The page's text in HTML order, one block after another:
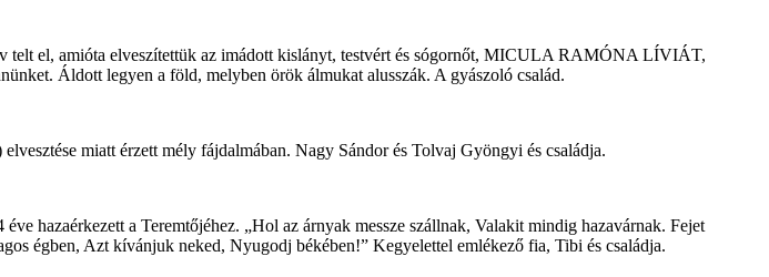
telt el, amióta elveszítettük az imádott kislányt, testvért és sógornőt, MICULA RAMÓNA LÍVIÁT,
Áldott legyen a föld, melyben örök álmukat alusszák. A gyászoló család.
miatt érzett mély fájdalmában. Nagy Sándor és Tolvaj Gyöngyi és családja.
hazaérkezett a Teremtőjéhez. „Hol az árnyak messze szállnak, Valakit mindig hazavárnak. Fejet
égben, Azt kívánjuk neked, Nyugodj békében!” Kegyelettel emlékező fia, Tibi és családja.